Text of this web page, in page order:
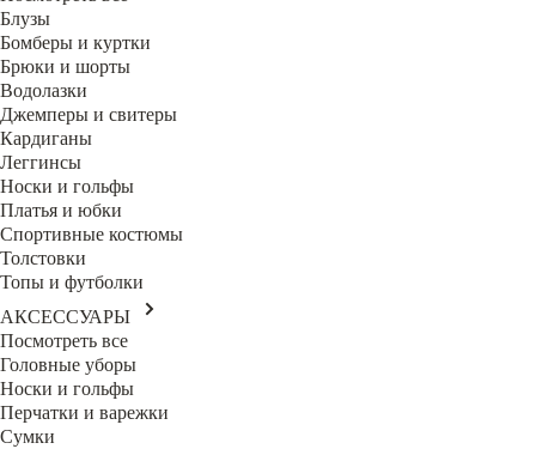
Блузы
Бомберы и куртки
Брюки и шорты
Водолазки
Джемперы и свитеры
Кардиганы
Леггинсы
Носки и гольфы
Платья и юбки
Спортивные костюмы
Толстовки
Топы и футболки
АКСЕССУАРЫ
Посмотреть все
Головные уборы
Носки и гольфы
Перчатки и варежки
Сумки